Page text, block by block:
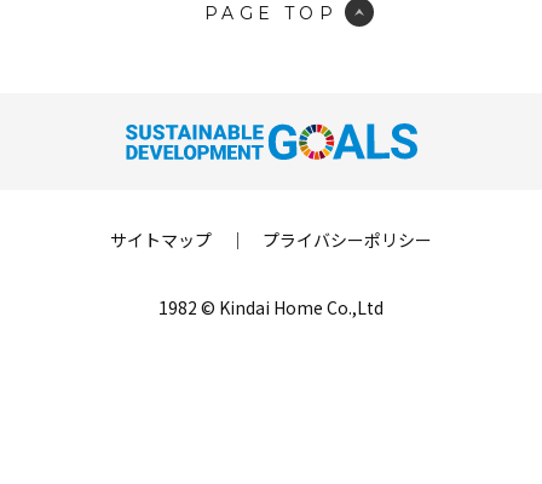
PAGE TOP
サイトマップ ｜ プライバシーポリシー
1982 © Kindai Home Co.,Ltd